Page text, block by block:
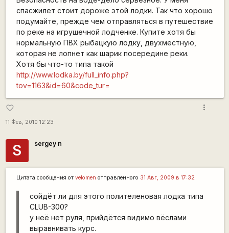
спасжилет стоит дороже этой лодки. Так что хорошо
подумайте, прежде чем отправляться в путешествие
по реке на игрушечной лодченке. Купите хотя бы
нормальную ПВХ рыбацкую лодку, двухместную,
которая не лопнет как шарик посередине реки.
Хотя бы что-то типа такой
http://www.lodka.by/full_info.php?
tov=1163&id=60&code_tur=
favorite_border
11 Фев, 2010 12:23
more_vert
S sergey n
Цитата сообщения от velomen отправленного 31 Авг, 2009 в 17:32
сойдёт ли для этого полителеновая лодка типа
CLUB-300?
у неё нет руля, прийдётся видимо вёслами
выравнивать курс.